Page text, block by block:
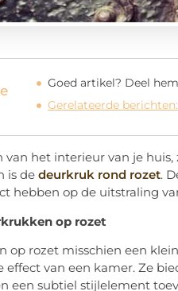
Goed artikel? Deel
Gerelateerde berichten:
van het interieur van je
is de deurkruk rond rozet.
hebben op de uitstraling
op rozet
op rozet misschien een
effect van een kamer. Ze
een subtiel stijlelement